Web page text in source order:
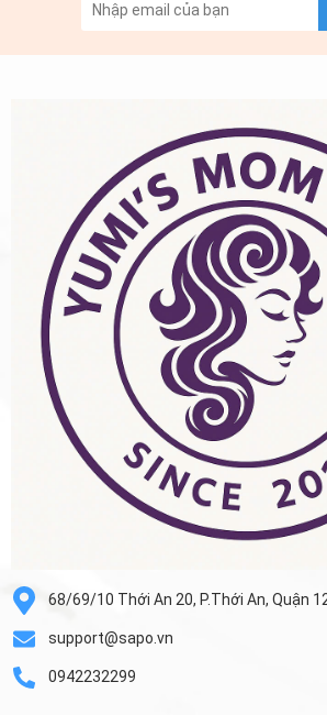
68/69/10 Thới An 20, P.Thới An, Quận
support@sapo.vn
0942232299